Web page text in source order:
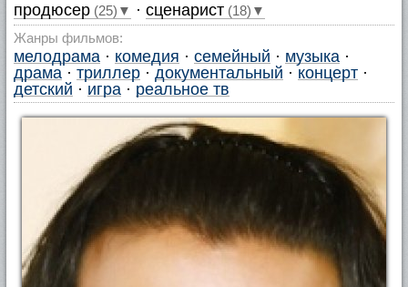
продюсер (25)▼ · сценарист (18)▼
Жанры фильмов:
мелодрама · комедия · семейный · музыка ·
драма · триллер · документальный · концерт ·
детский · игра · реальное тв